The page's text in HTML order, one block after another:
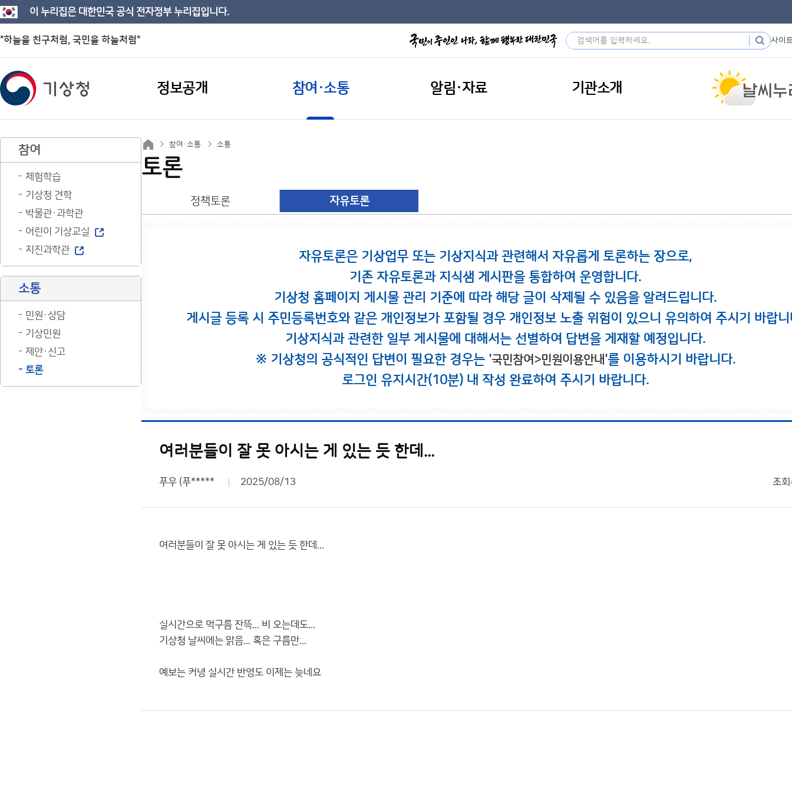
이 누리집은 대한민국 공식 전자정부 누리집입니다.
"하늘을 친구처럼, 국민을 하늘처럼" 사이
정보공개 참여·소통 알림·자료 기관소개
참여
체험학습
기상청 견학
박물관·과학관
어린이 기상교실
지진과학관
소통
민원·상담
기상민원
제안·신고
토론
참여·소통 소통
토론
정책토론 자유토론
자유토론은 기상업무 또는 기상지식과 관련해서 자유롭게 토론하는 장으로,
기존 자유토론과 지식샘 게시판을 통합하여 운영합니다.
기상청 홈페이지 게시물 관리 기준에 따라 해당 글이 삭제될 수 있음을 알려드립니다.
게시글 등록 시 주민등록번호와 같은 개인정보가 포함될 경우 개인정보 노출 위험이 있으니 유의하여 주시기 바랍니
기상지식과 관련한 일부 게시물에 대해서는 선별하여 답변을 게재할 예정입니다.
※ 기상청의 공식적인 답변이 필요한 경우는 '국민참여>민원이용안내'를 이용하시기 바랍니다.
로그인 유지시간(10분) 내 작성 완료하여 주시기 바랍니다.
여러분들이 잘 못 아시는 게 있는 듯 한데...
푸우 (푸***** 2025/08/13 조회
여러분들이 잘 못 아시는 게 있는 듯 한데...
실시간으로 먹구름 잔뜩... 비 오는데도...
기상청 날씨에는 맑음... 혹은 구름만...
예보는 커녕 실시간 반영도 이제는 늦네요